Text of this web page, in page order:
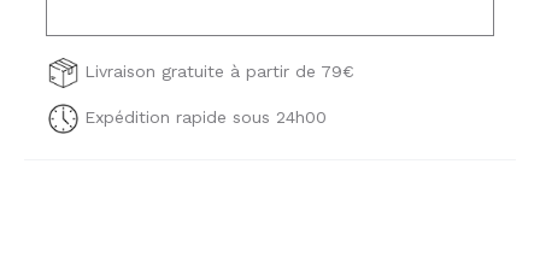
Livraison gratuite à partir de 79€
Expédition rapide sous 24h00